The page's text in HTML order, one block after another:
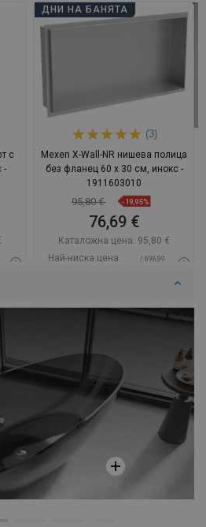
с
-
ДНИ НА БАНЯТА
(3)
Mexen X-Wall-NR нишева полица
без фланец 60 x 30 см, инокс -
1911603010
95,80 € -19,95%
76,69 €
Каталожна цена: 95,80 €
Най-ниска цена:
/ 696,99
Добави в количката